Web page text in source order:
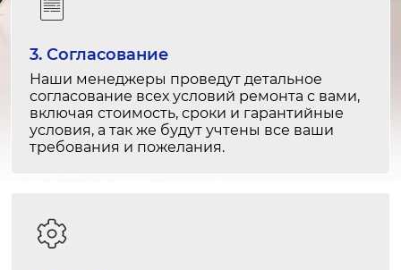
1 час
от 1 500 ₽
Замена задней крышки
1-2 часа
Замена разъема
1-2 часа
1-2 часа
Не видит наушники
1 час
от 1 100 ₽
от 1 000 ₽
3. Согласование
Наши менеджеры проведут детальное
согласование всех условий ремонта с вами,
включая стоимость, сроки и гарантийные
условия, а так же будут учтены все ваши
требования и пожелания.